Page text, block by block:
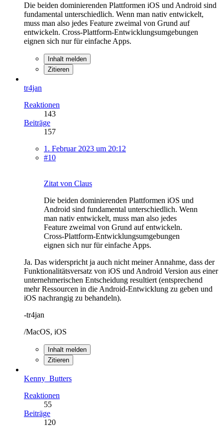
Die beiden dominierenden Plattformen iOS und Android sind
fundamental unterschiedlich. Wenn man nativ entwickelt,
muss man also jedes Feature zweimal von Grund auf
entwickeln. Cross-Plattform-Entwicklungsumgebungen
eignen sich nur für einfache Apps.
Inhalt melden
Zitieren
tr4jan
Reaktionen
143
Beiträge
157
1. Februar 2023 um 20:12
#10
Zitat von Claus
Die beiden dominierenden Plattformen iOS und
Android sind fundamental unterschiedlich. Wenn
man nativ entwickelt, muss man also jedes
Feature zweimal von Grund auf entwickeln.
Cross-Plattform-Entwicklungsumgebungen
eignen sich nur für einfache Apps.
Ja. Das widerspricht ja auch nicht meiner Annahme, dass der
Funktionalitätsversatz von iOS und Android Version aus einer
unternehmerischen Entscheidung resultiert (entsprechend
mehr Ressourcen in die Android-Entwicklung zu geben und
iOS nachrangig zu behandeln).
-tr4jan
/MacOS, iOS
Inhalt melden
Zitieren
Kenny_Butters
Reaktionen
55
Beiträge
120